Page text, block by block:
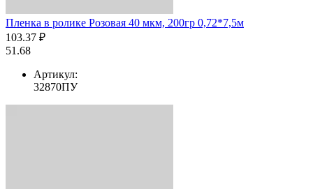
Пленка в ролике Розовая 40 мкм, 200гр 0,72*7,5м
103.37 ₽
51.68
Артикул:
32870ПУ